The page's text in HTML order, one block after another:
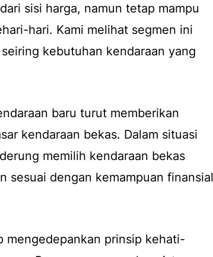
sisi harga, namun tetap mampu
hari. Kami melihat segmen ini
kebutuhan kendaraan yang
baru turut memberikan
kendaraan bekas. Dalam situasi
memilih kendaraan bekas
sesuai dengan kemampuan finansial
mengedepankan prinsip kehati-